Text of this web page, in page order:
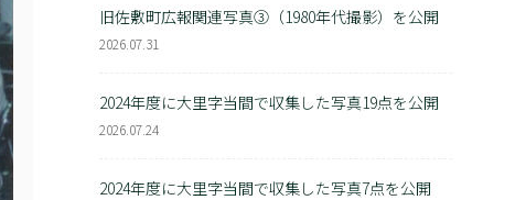
旧佐敷町広報関連写真③（1980年代撮影）を公開
2026.07.31
2024年度に大里字当間で収集した写真19点を公開
2026.07.24
2024年度に大里字当間で収集した写真7点を公開